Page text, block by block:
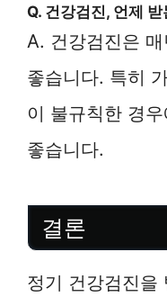
Q. 건강검진, 언제
A. 건강검진은
좋습니다. 특히
이 불규칙한 경
좋습니다.
결론
정기 건강검진을